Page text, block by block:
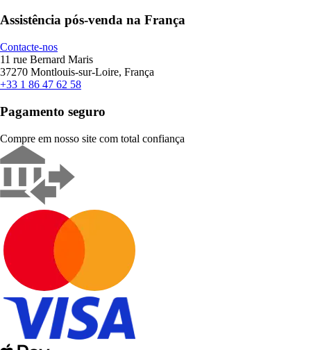
Assistência pós-venda na França
Contacte-nos
11 rue Bernard Maris
37270 Montlouis-sur-Loire, França
+33 1 86 47 62 58
Pagamento seguro
Compre em nosso site com total confiança